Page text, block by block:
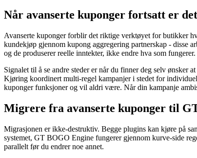
Når avanserte kuponger fortsatt er
Avanserte kuponger forblir det riktige verktøyet for butikker
kundekjøp gjennom kupong aggregering partnerskap - disse
og de produserer reelle inntekter, ikke endre hva som
Signalet til å se andre steder er når du finner deg selv ønsker
Kjøring koordinert multi-regel kampanjer i stedet for
kuponger funksjoner og vil aldri være. Når din kampanje
Migrere fra avanserte kuponger til
Migrasjonen er ikke-destruktiv. Begge plugins kan kjøre på
systemet, GT BOGO Engine fungerer gjennom kurve-side
parallelt før du endrer noe annet.